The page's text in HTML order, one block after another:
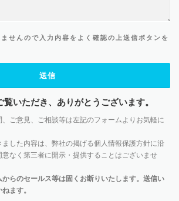
せんので入力内容をよく確認の上送信ボタンを
いただき、ありがとうございます。
ご意見、ご相談等は左記のフォームよりお気軽に
した内容は、弊社の掲げる個人情報保護方針に沿
なく第三者に開示・提供することはございませ
らのセールス等は固くお断りいたします。送信い
ます。